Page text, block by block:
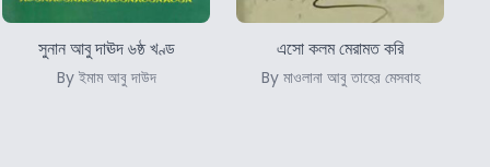
সুনান আবু দাঊদ ৬ষ্ঠ খণ্ড
By ইমাম আবু দাউদ
এসো কলম মেরামত করি
By মাওলানা আবু তাহের মেসবাহ